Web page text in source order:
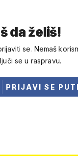
da želiš!
se. Nemaš
se u raspravu.
PRIJAVI SE